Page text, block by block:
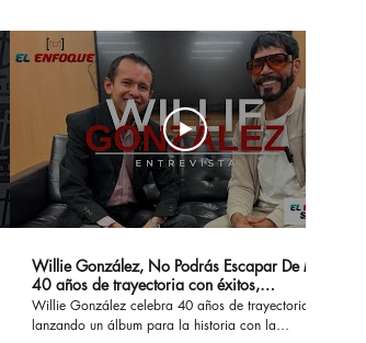
Willie González, No Podrás Escapar De Mi -
40 años de trayectoria con éxitos,
sensualidad y erotismo
Willie González celebra 40 años de trayectoria
lanzando un álbum para la historia con la